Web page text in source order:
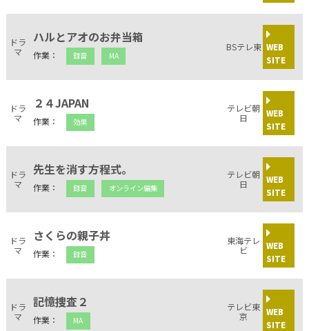
ドラ
マ
ハルとアオのお弁当箱
作業： 録音 MA
BSテレ東 WEB
SITE
ドラ
マ
２４JAPAN
作業： 効果
テレビ朝
日
WEB
SITE
ドラ
マ
先生を消す方程式。
作業： 録音 オンライン編集
テレビ朝
日
WEB
SITE
ドラ
マ
さくらの親子丼
作業： 録音
東海テレ
ビ
WEB
SITE
ドラ
マ
記憶捜査２
作業： MA
テレビ東
京
WEB
SITE